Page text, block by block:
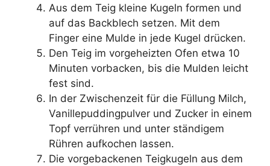
Aus dem Teig kleine Kugeln formen und
auf das Backblech setzen. Mit dem
Finger eine Mulde in jede Kugel drücken.
Den Teig im vorgeheizten Ofen etwa 10
Minuten vorbacken, bis die Mulden leicht
fest sind.
In der Zwischenzeit für die Füllung Milch,
Vanillepuddingpulver und Zucker in einem
Topf verrühren und unter ständigem
Rühren aufkochen lassen.
Die vorgebackenen Teigkugeln aus dem